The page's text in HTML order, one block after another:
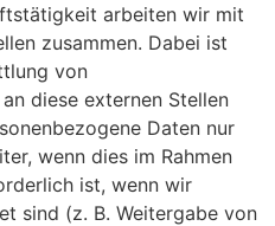
arbeiten wir mit
zusammen. Dabei ist
von
diese externen Stellen
Daten nur
wenn dies im Rahmen
ist, wenn wir
sind (z. B. Weitergabe von